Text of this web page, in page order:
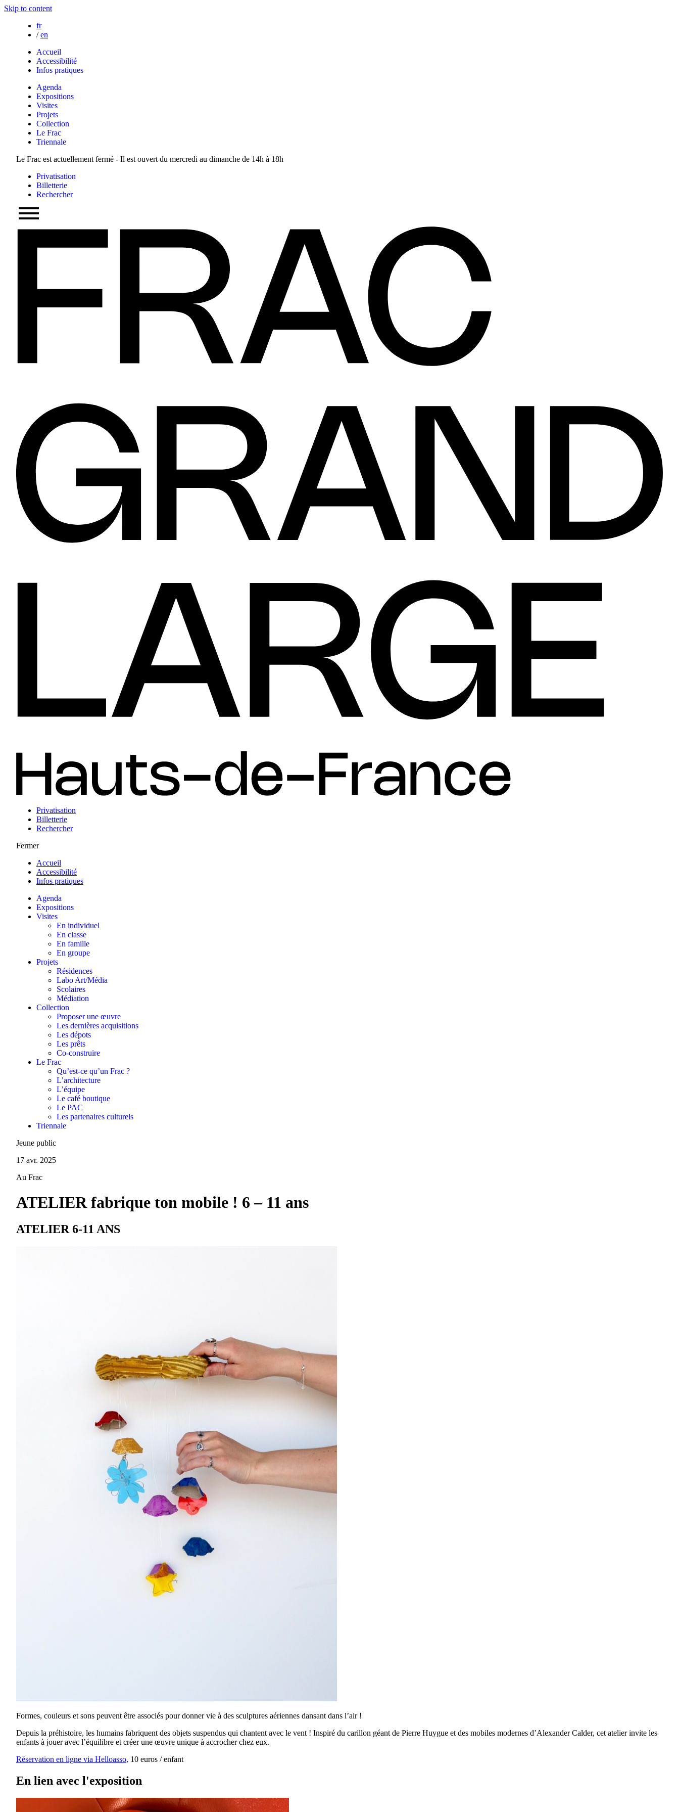
Skip to content
fr
/ en
Accueil
Accessibilité
Infos pratiques
Agenda
Expositions
Visites
Projets
Collection
Le Frac
Triennale
Le Frac est actuellement fermé - Il est ouvert du mercredi au dimanche de 14h à 18h
Privatisation
Billetterie
Rechercher
Privatisation
Billetterie
Rechercher
Fermer
Accueil
Accessibilité
Infos pratiques
Agenda
Expositions
Visites
En individuel
En classe
En famille
En groupe
Projets
Résidences
Labo Art/Média
Scolaires
Médiation
Collection
Proposer une œuvre
Les dernières acquisitions
Les dépots
Les prêts
Co-construire
Le Frac
Qu’est-ce qu’un Frac ?
L’architecture
L’équipe
Le café boutique
Le PAC
Les partenaires culturels
Triennale
Jeune public
17 avr. 2025
Au Frac
ATELIER fabrique ton mobile ! 6 – 11 ans
ATELIER 6-11 ANS
Formes, couleurs et sons peuvent être associés pour donner vie à des sculptures aériennes dansant dans l’air !
Depuis la préhistoire, les humains fabriquent des objets suspendus qui chantent avec le vent ! Inspiré du carillon géant de Pierre Huygue et des mobiles modernes d’Alexander Calder, cet atelier invite les
enfants à jouer avec l’équilibre et créer une œuvre unique à accrocher chez eux.
Réservation en ligne via Helloasso, 10 euros / enfant
En lien avec l'exposition